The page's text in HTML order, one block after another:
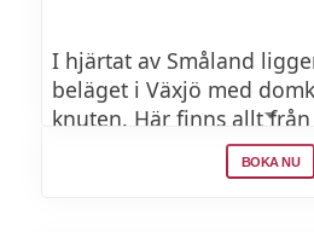
I hjärtat av Småland
beläget i Växjö med
knuten. Här finns allt
gym och relaxavdelning.
frukost, eftermiddagsfika
BOKA NU